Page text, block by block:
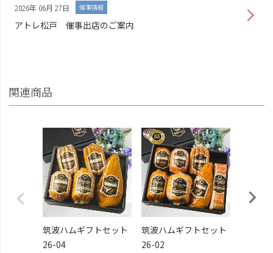
2026年 06月 27日 催事情報
アトレ松戸 催事出店のご案内
関連商品
筑波ハムギフトセット
26-04
筑波ハムギフトセット
26-02